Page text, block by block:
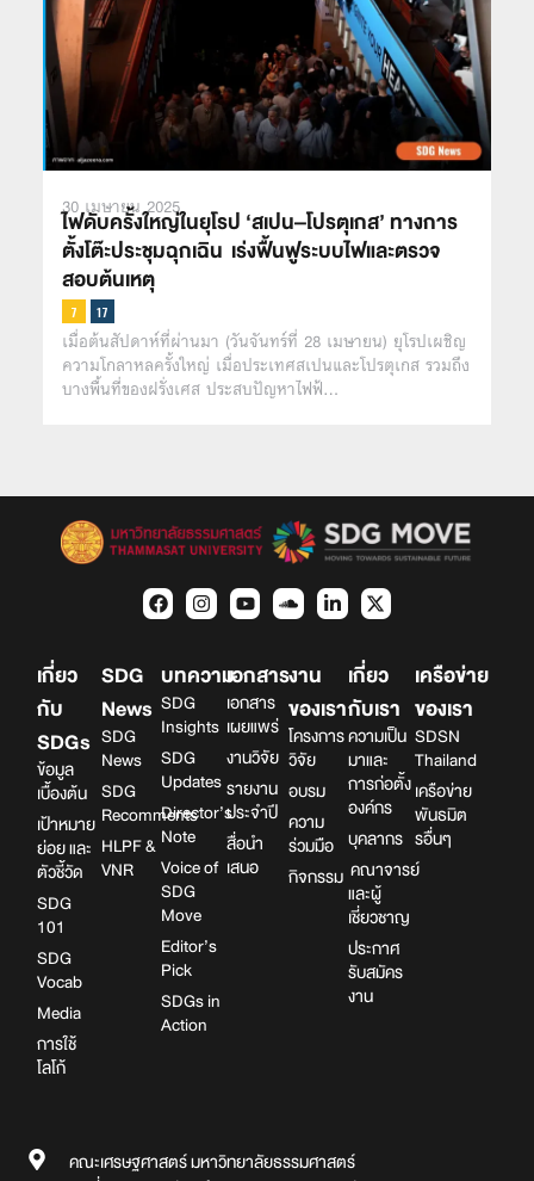
30 เมษายน 2025
ไฟดับครั้งใหญ่ในยุโรป ‘สเปน–โปรตุเกส’ ทางการ
ตั้งโต๊ะประชุมฉุกเฉิน เร่งฟื้นฟูระบบไฟและตรวจ
สอบต้นเหตุ
เมื่อต้นสัปดาห์ที่ผ่านมา (วันจันทร์ที่ 28 เมษายน) ยุโรปเผชิญ
ความโกลาหลครั้งใหญ่ เมื่อประเทศสเปนและโปรตุเกส รวมถึง
บางพื้นที่ของฝรั่งเศส ประสบปัญหาไฟฟ้…
เกี่ยว
กับ
SDGs
ข้อมูล
เบื้องต้น
เป้าหมาย
ย่อย และ
ตัวชี้วัด
SDG
101
SDG
Vocab
Media
การใช้
โลโก้
SDG
News
SDG
News
SDG
Recomments
HLPF &
VNR
บทความ
SDG
Insights
SDG
Updates
Director’s
Note
Voice of
SDG
Move
Editor’s
Pick
SDGs in
Action
เอกสาร
เอกสาร
เผยแพร่
งานวิจัย
รายงาน
ประจำปี
สื่อนำ
เสนอ
งาน
ของเรา
โครงการ
วิจัย
อบรม
ความ
ร่วมมือ
กิจกรรม
เกี่ยว
กับเรา
ความเป็น
มาและ
การก่อตั้ง
องค์กร
บุคลากร
คณาจารย์
และผู้
เชี่ยวชาญ
ประกาศ
รับสมัคร
งาน
เครือข่าย
ของเรา
SDSN
Thailand
เครือข่าย
พันธมิต
รอื่นๆ
คณะเศรษฐศาสตร์ มหาวิทยาลัยธรรมศาสตร์